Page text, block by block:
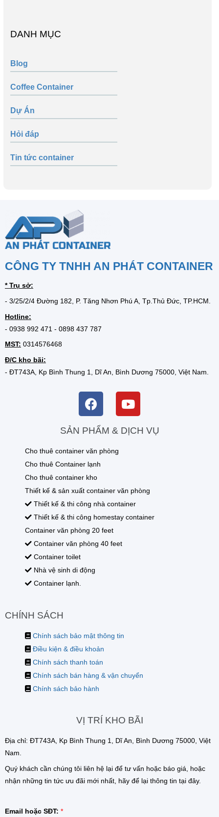
DANH MỤC
Blog
Coffee Container
Dự Án
Hỏi đáp
Tin tức container
CÔNG TY TNHH AN PHÁT CONTAINER
* Trụ sở:
- 3/25/2/4 Đường 182, P. Tăng Nhơn Phú A, Tp.Thủ Đức, TP.HCM.
Hotline:
- 0938 992 471 - 0898 437 787
MST: 0314576468
Đ/C kho bãi:
- ĐT743A, Kp Bình Thung 1, Dĩ An, Bình Dương 75000, Việt Nam.
SẢN PHẨM & DỊCH VỤ
Cho thuê container văn phòng
Cho thuê Container lạnh
Cho thuê container kho
Thiết kế & sản xuất container văn phòng
Thiết kế & thi công nhà container
Thiết kế & thi công homestay container
Container văn phòng 20 feet
Container văn phòng 40 feet
Container toilet
Nhà vệ sinh di động
Container lạnh.
CHÍNH SÁCH
Chính sách bảo mật thông tin
Điều kiện & điều khoản
Chính sách thanh toán
Chính sách bán hàng & vận chuyển
Chính sách bảo hành
VỊ TRÍ KHO BÃI
Địa chỉ: ĐT743A, Kp Bình Thung 1, Dĩ An, Bình Dương 75000, Việt
Nam.
Quý khách cần chúng tôi liên hệ lại để tư vấn hoặc báo giá, hoặc
nhận những tin tức ưu đãi mới nhất, hãy để lại thông tin tại đây.
Email hoặc SĐT: *